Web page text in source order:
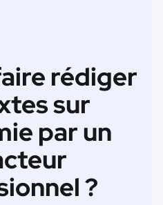
rédiger
sur
par un
?